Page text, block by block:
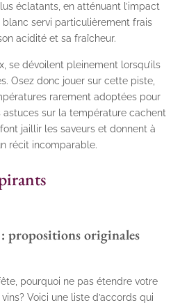
éclatants, en atténuant l’impact
blanc servi particulièrement frais
acidité et sa fraîcheur.
se dévoilent pleinement lorsqu’ils
Osez donc jouer sur cette piste,
rarement adoptées pour
astuces sur la température cachent
jaillir les saveurs et donnent à
récit incomparable.
: propositions originales
pourquoi ne pas étendre votre
Voici une liste d’accords qui